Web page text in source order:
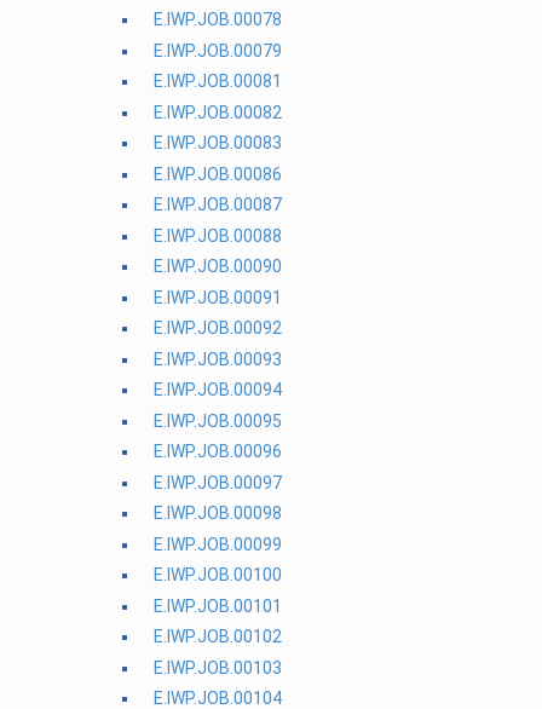
E.IWP.JOB.00078
E.IWP.JOB.00079
E.IWP.JOB.00081
E.IWP.JOB.00082
E.IWP.JOB.00083
E.IWP.JOB.00086
E.IWP.JOB.00087
E.IWP.JOB.00088
E.IWP.JOB.00090
E.IWP.JOB.00091
E.IWP.JOB.00092
E.IWP.JOB.00093
E.IWP.JOB.00094
E.IWP.JOB.00095
E.IWP.JOB.00096
E.IWP.JOB.00097
E.IWP.JOB.00098
E.IWP.JOB.00099
E.IWP.JOB.00100
E.IWP.JOB.00101
E.IWP.JOB.00102
E.IWP.JOB.00103
E.IWP.JOB.00104